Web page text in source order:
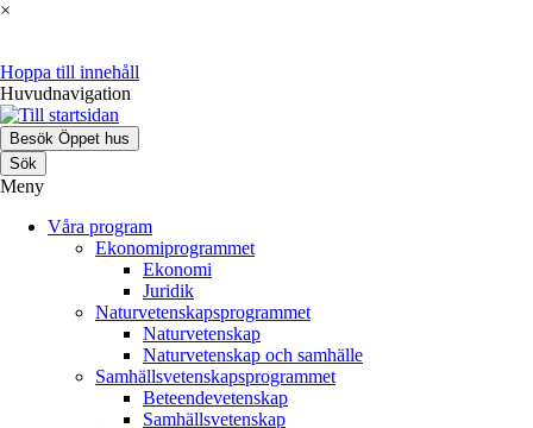
×
Hoppa till innehåll
Huvudnavigation
Besök Öppet hus
Sök
Meny
Våra program
Ekonomiprogrammet
Ekonomi
Juridik
Naturvetenskapsprogrammet
Naturvetenskap
Naturvetenskap och samhälle
Samhällsvetenskaps­programmet
Beteendevetenskap
Samhällsvetenskap